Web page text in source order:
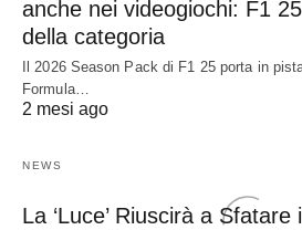
anche nei videogiochi: F1
della categoria
Il 2026 Season Pack di F1 25 porta in
Formula…
2 mesi ago
NEWS
La ‘Luce’ Riuscirà a Sfatare